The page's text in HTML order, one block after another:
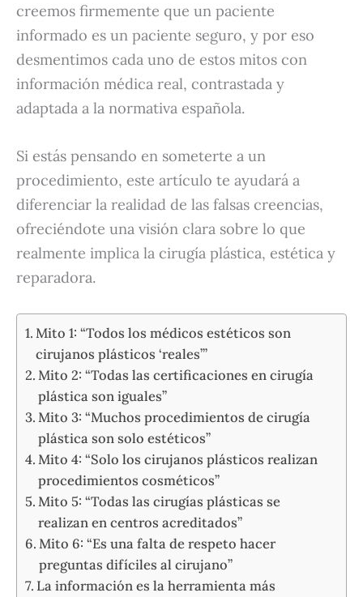
creemos firmemente que un paciente
informado es un paciente seguro, y por eso
desmentimos cada uno de estos mitos con
información médica real, contrastada y
adaptada a la normativa española.
Si estás pensando en someterte a un
procedimiento, este artículo te ayudará a
diferenciar la realidad de las falsas creencias,
ofreciéndote una visión clara sobre lo que
realmente implica la cirugía plástica, estética y
reparadora.
Mito 1: “Todos los médicos estéticos son
cirujanos plásticos ‘reales’”
Mito 2: “Todas las certificaciones en cirugía
plástica son iguales”
Mito 3: “Muchos procedimientos de cirugía
plástica son solo estéticos”
Mito 4: “Solo los cirujanos plásticos realizan
procedimientos cosméticos”
Mito 5: “Todas las cirugías plásticas se
realizan en centros acreditados”
Mito 6: “Es una falta de respeto hacer
preguntas difíciles al cirujano”
La información es la herramienta más